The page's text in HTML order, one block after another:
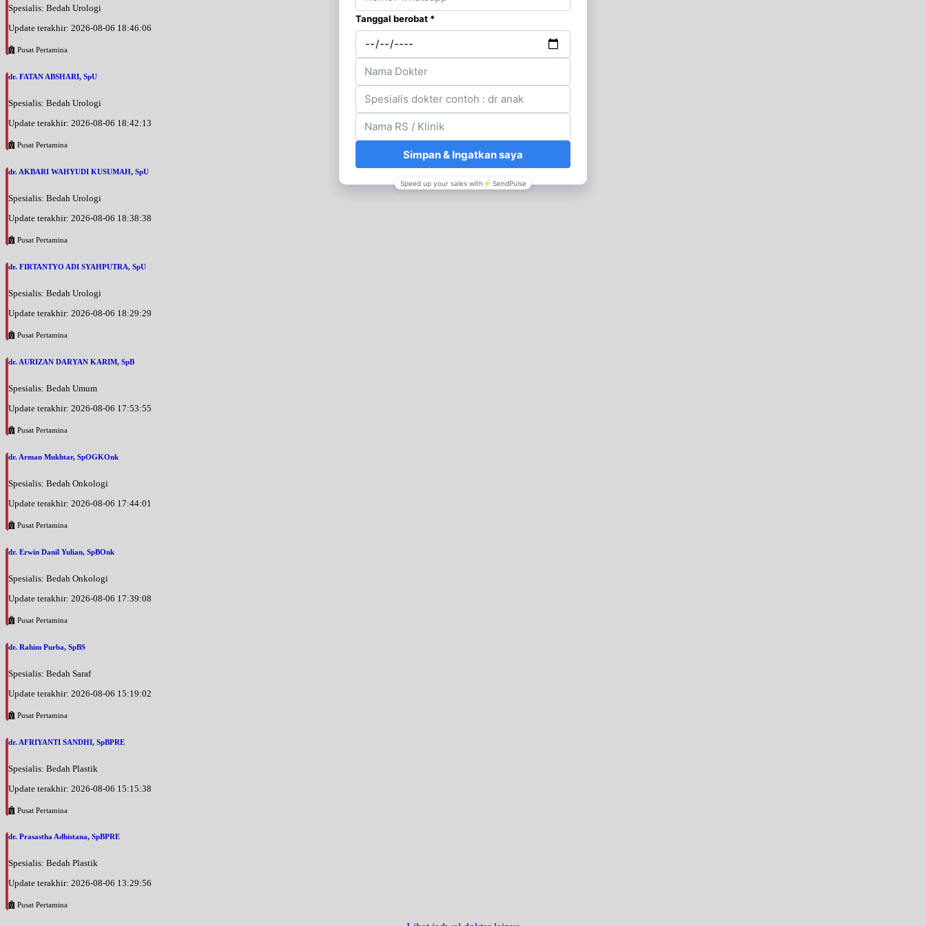
Spesialis: Bedah Urologi
Update terakhir: 2026-08-06 18:46:06
Pusat Pertamina
dr. FATAN ABSHARI, SpU
Spesialis: Bedah Urologi
Update terakhir: 2026-08-06 18:42:13
Pusat Pertamina
dr. AKBARI WAHYUDI KUSUMAH, SpU
Spesialis: Bedah Urologi
Update terakhir: 2026-08-06 18:38:38
Pusat Pertamina
dr. FIRTANTYO ADI SYAHPUTRA, SpU
Spesialis: Bedah Urologi
Update terakhir: 2026-08-06 18:29:29
Pusat Pertamina
dr. AURIZAN DARYAN KARIM, SpB
Spesialis: Bedah Umum
Update terakhir: 2026-08-06 17:53:55
Pusat Pertamina
dr. Arman Mukhtar, SpOGKOnk
Spesialis: Bedah Onkologi
Update terakhir: 2026-08-06 17:44:01
Pusat Pertamina
dr. Erwin Danil Yulian, SpBOnk
Spesialis: Bedah Onkologi
Update terakhir: 2026-08-06 17:39:08
Pusat Pertamina
dr. Rahim Purba, SpBS
Spesialis: Bedah Saraf
Update terakhir: 2026-08-06 15:19:02
Pusat Pertamina
dr. AFRIYANTI SANDHI, SpBPRE
Spesialis: Bedah Plastik
Update terakhir: 2026-08-06 15:15:38
Pusat Pertamina
dr. Prasastha Adhistana, SpBPRE
Spesialis: Bedah Plastik
Update terakhir: 2026-08-06 13:29:56
Pusat Pertamina